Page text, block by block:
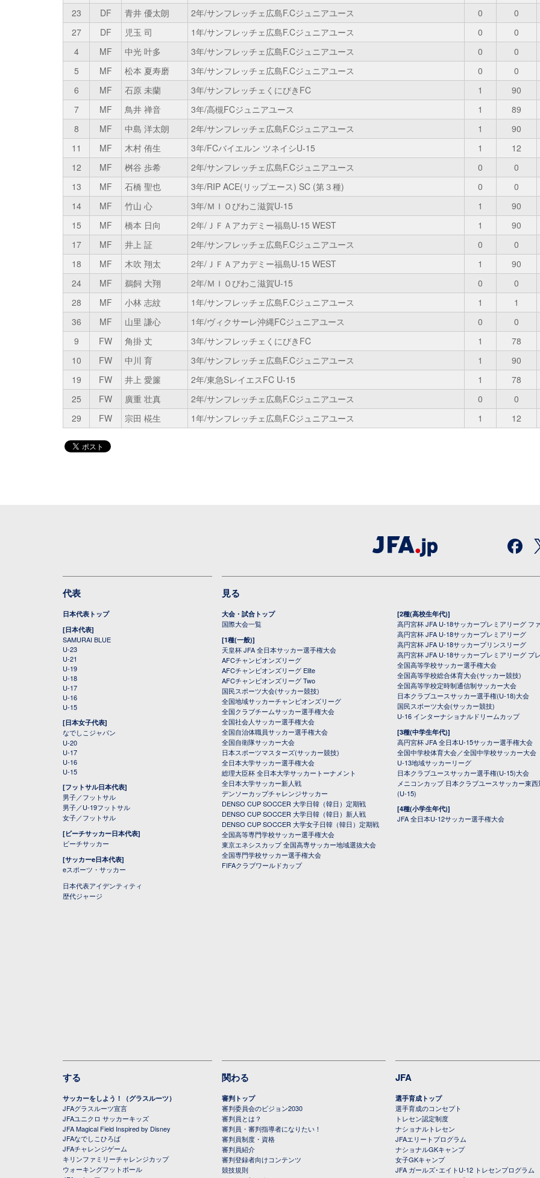
23
DF 青井 優太朗 2年/サンフレッチェ広島F.Cジュニアユース 0 0
27
DF 児玉 司 1年/サンフレッチェ広島F.Cジュニアユース 0 0
4
MF 中光 叶多 3年/サンフレッチェ広島F.Cジュニアユース 0 0
5
MF 松本 夏寿磨 3年/サンフレッチェ広島F.Cジュニアユース 0 0
6
MF 石原 未蘭 3年/サンフレッチェくにびきFC 1 90
7
MF 鳥井 禅音 3年/高槻FCジュニアユース 1 89
8
MF 中島 洋太朗 2年/サンフレッチェ広島F.Cジュニアユース 1 90
11
MF 木村 侑生 3年/FCバイエルン ツネイシU-15 1 12
12
MF 桝谷 歩希 2年/サンフレッチェ広島F.Cジュニアユース 0 0
13
MF 石橋 聖也 3年/RIP ACE(リップエース) SC (第３種) 0 0
14
MF 竹山 心 3年/ＭＩＯびわこ滋賀U-15 1 90
15
MF 橋本 日向 2年/ＪＦＡアカデミー福島U-15 WEST 1 90
17
MF 井上 証 2年/サンフレッチェ広島F.Cジュニアユース 0 0
18
MF 木吹 翔太 2年/ＪＦＡアカデミー福島U-15 WEST 1 90
24
MF 鵜飼 大翔 2年/ＭＩＯびわこ滋賀U-15 0 0
28
MF 小林 志紋 1年/サンフレッチェ広島F.Cジュニアユース 1 1
36
MF 山里 謙心 1年/ヴィクサーレ沖縄FCジュニアユース 0 0
9
FW 角掛 丈 3年/サンフレッチェくにびきFC 1 78
10
FW 中川 育 3年/サンフレッチェ広島F.Cジュニアユース 1 90
19
FW 井上 愛簾 2年/東急SレイエスFC U-15 1 78
25
FW 廣重 壮真 2年/サンフレッチェ広島F.Cジュニアユース 0 0
29
FW 宗田 椛生 1年/サンフレッチェ広島F.Cジュニアユース 1 12
代表
日本代表トップ
[日本代表]
SAMURAI BLUE
U-23
U-21
U-19
U-18
U-17
U-16
U-15
[日本女子代表]
なでしこジャパン
U-20
U-17
U-16
U-15
[フットサル日本代表]
男子／フットサル
男子／U-19フットサル
女子／フットサル
[ビーチサッカー日本代表]
ビーチサッカー
[サッカーe日本代表]
eスポーツ・サッカー
日本代表アイデンティティ
歴代ジャージ
見る
大会・試合トップ
国際大会一覧
[1種(一般)]
天皇杯 JFA 全日本サッカー選手権大会
AFCチャンピオンズリーグ
AFCチャンピオンズリーグ Elite
AFCチャンピオンズリーグ Two
国民スポーツ大会(サッカー競技)
全国地域サッカーチャンピオンズリーグ
全国クラブチームサッカー選手権大会
全国社会人サッカー選手権大会
全国自治体職員サッカー選手権大会
全国自衛隊サッカー大会
日本スポーツマスターズ(サッカー競技)
全日本大学サッカー選手権大会
総理大臣杯 全日本大学サッカートーナメント
全日本大学サッカー新人戦
デンソーカップチャレンジサッカー
DENSO CUP SOCCER 大学日韓（韓日）定期戦
DENSO CUP SOCCER 大学日韓（韓日）新人戦
DENSO CUP SOCCER 大学女子日韓（韓日）定期戦
全国高等専門学校サッカー選手権大会
東京エネシスカップ 全国高専サッカー地域選抜大会
全国専門学校サッカー選手権大会
FIFAクラブワールドカップ
[2種(高校生年代)]
高円宮杯 JFA U-18サッカープレミアリーグ フ
高円宮杯 JFA U-18サッカープレミアリーグ
高円宮杯 JFA U-18サッカープリンスリーグ
高円宮杯 JFA U-18サッカープレミアリーグ プ
全国高等学校サッカー選手権大会
全国高等学校総合体育大会(サッカー競技)
全国高等学校定時制通信制サッカー大会
日本クラブユースサッカー選手権(U-18)大会
国民スポーツ大会(サッカー競技)
U-16 インターナショナルドリームカップ
[3種(中学生年代)]
高円宮杯 JFA 全日本U-15サッカー選手権大会
全国中学校体育大会／全国中学校サッカー大会
U-13地域サッカーリーグ
日本クラブユースサッカー選手権(U-15)大会
メニコンカップ 日本クラブユースサッカー東
(U-15)
[4種(小学生年代)]
JFA 全日本U-12サッカー選手権大会
する
サッカーをしよう！（グラスルーツ）
JFAグラスルーツ宣言
JFAユニクロ サッカーキッズ
JFA Magical Field Inspired by Disney
JFAなでしこひろば
JFAチャレンジゲーム
キリンファミリーチャレンジカップ
ウォーキングフットボール
関わる
審判トップ
審判委員会のビジョン2030
審判員とは？
審判員・審判指導者になりたい！
審判員制度・資格
審判員紹介
審判登録者向けコンテンツ
競技規則
JFA
選手育成トップ
選手育成のコンセプト
トレセン認定制度
ナショナルトレセン
JFAエリートプログラム
ナショナルGKキャンプ
女子GKキャンプ
JFA ガールズ･エイトU-12 トレセンプログラム